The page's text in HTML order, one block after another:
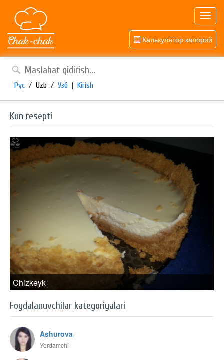
Калькулятор калорий
Рус / Uzb / Узб | Kirish
Kun resepti
Chizkeyk
Foydalanuvchilar kategoriyalari
Ashurova
Yordamchi